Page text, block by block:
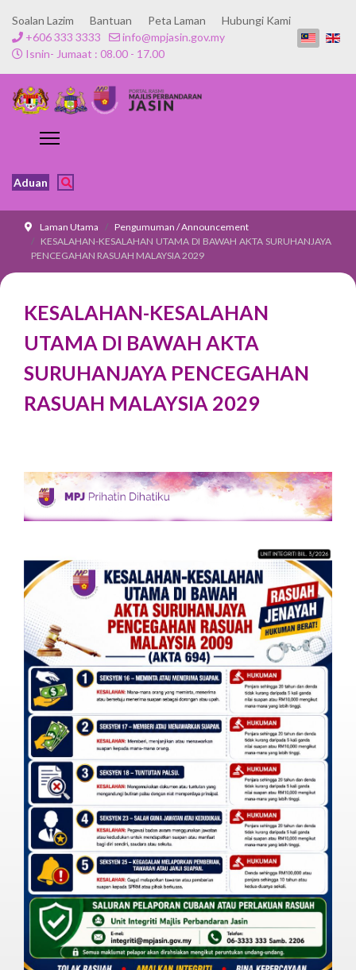
Soalan Lazim Bantuan Peta Laman
Hubungi Kami
+606 333 3333
info@mpjasin.gov.my
Isnin- Jumaat : 08.00 - 17.00
Aduan
Laman Utama
Pengumuman / Announcement
KESALAHAN-KESALAHAN UTAMA DI BAWAH AKTA SURUHANJAYA
PENCEGAHAN RASUAH MALAYSIA 2029
KESALAHAN-KESALAHAN
UTAMA DI BAWAH AKTA
SURUHANJAYA PENCEGAHAN
RASUAH MALAYSIA 2029